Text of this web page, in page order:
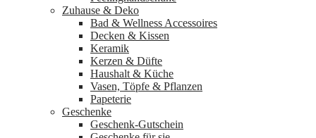
Zuhause & Deko
Bad & Wellness Accessoires
Decken & Kissen
Keramik
Kerzen & Düfte
Haushalt & Küche
Vasen, Töpfe & Pflanzen
Papeterie
Geschenke
Geschenk-Gutschein